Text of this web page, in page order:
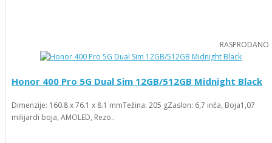
RASPRODANO
Honor 400 Pro 5G Dual Sim 12GB/512GB Midnight Black
Dimenzije: 160.8 x 76.1 x 8.1 mmTežina: 205 gZaslon: 6,7 inča, Boja1,07
milijardi boja, AMOLED, Rezo..